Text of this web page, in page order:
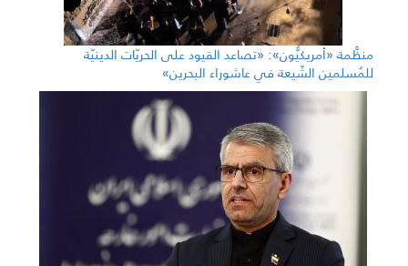
منظَّمة «أمريكيُّون»: «تصاعد القيود على الحريّات الدينيّة
للمُسلمين الشّيعة في عاشوراء البحرين»